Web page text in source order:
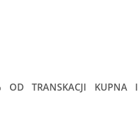
OD TRANSKACJI KUPNA I